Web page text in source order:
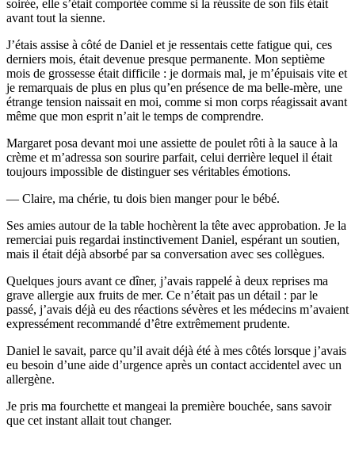
soirée, elle s’était comportée comme si la réussite de son fils était
avant tout la sienne.
J’étais assise à côté de Daniel et je ressentais cette fatigue qui, ces
derniers mois, était devenue presque permanente. Mon septième
mois de grossesse était difficile : je dormais mal, je m’épuisais vite et
je remarquais de plus en plus qu’en présence de ma belle-mère, une
étrange tension naissait en moi, comme si mon corps réagissait avant
même que mon esprit n’ait le temps de comprendre.
Margaret posa devant moi une assiette de poulet rôti à la sauce à la
crème et m’adressa son sourire parfait, celui derrière lequel il était
toujours impossible de distinguer ses véritables émotions.
— Claire, ma chérie, tu dois bien manger pour le bébé.
Ses amies autour de la table hochèrent la tête avec approbation. Je la
remerciai puis regardai instinctivement Daniel, espérant un soutien,
mais il était déjà absorbé par sa conversation avec ses collègues.
Quelques jours avant ce dîner, j’avais rappelé à deux reprises ma
grave allergie aux fruits de mer. Ce n’était pas un détail : par le
passé, j’avais déjà eu des réactions sévères et les médecins m’avaient
expressément recommandé d’être extrêmement prudente.
Daniel le savait, parce qu’il avait déjà été à mes côtés lorsque j’avais
eu besoin d’une aide d’urgence après un contact accidentel avec un
allergène.
Je pris ma fourchette et mangeai la première bouchée, sans savoir
que cet instant allait tout changer.